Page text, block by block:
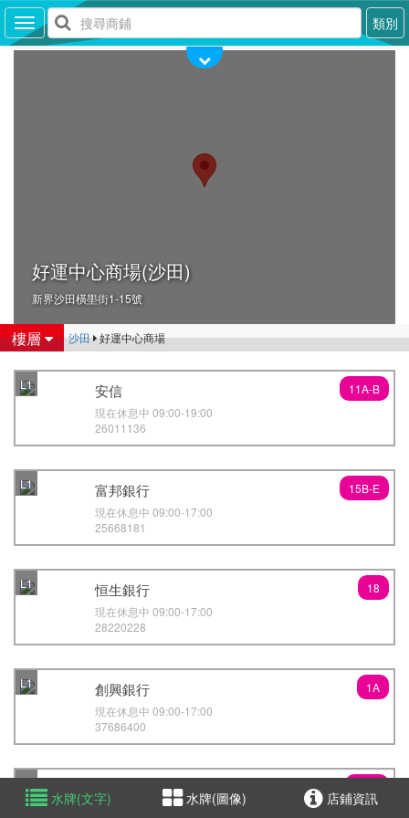
類別
Toggle
navigation
水牌(文字) 水牌(圖像) 店鋪資訊
好運中心商場(沙田)
新界沙田橫壆街1-15號
沙田 好運中心商場
樓層
L1 11A-B
安信
現在休息中 09:00-19:00
26011136
L1 15B-E
富邦銀行
現在休息中 09:00-17:00
25668181
L1 18
恒生銀行
現在休息中 09:00-17:00
28220228
L1 1A
創興銀行
現在休息中 09:00-17:00
37686400
L1 恒生銀行 (優越及優進理財中心)
現在休息中 09:00-17:00